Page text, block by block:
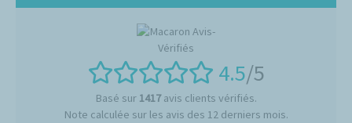
4.5/5
Basé sur 1417avis clients vérifiés.
Note calculée sur les avis des 12 derniers mois.